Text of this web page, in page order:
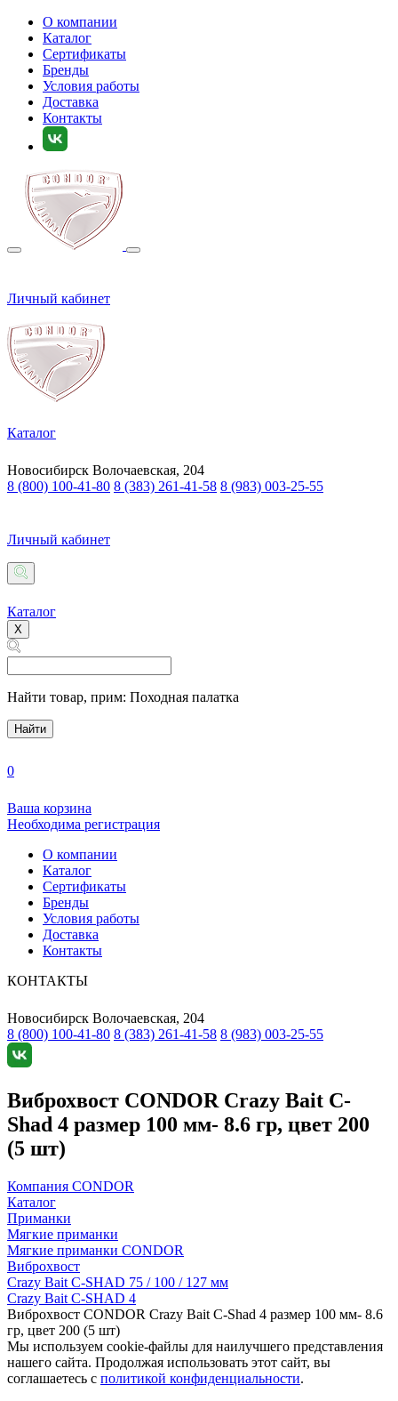
О компании
Каталог
Сертификаты
Бренды
Условия работы
Доставка
Контакты
Личный кабинет
Каталог
Новосибирск Волочаевская, 204
8 (800) 100-41-80 8 (383) 261-41-58 8 (983) 003-25-55
Личный кабинет
Каталог
X
Найти товар, прим: Походная палатка
Найти
0
Ваша корзина
Необходима регистрация
О компании
Каталог
Сертификаты
Бренды
Условия работы
Доставка
Контакты
КОНТАКТЫ
Новосибирск Волочаевская, 204
8 (800) 100-41-80 8 (383) 261-41-58 8 (983) 003-25-55
Виброхвост CONDOR Crazy Bait C-
Shad 4 размер 100 мм- 8.6 гр, цвет 200
(5 шт)
Компания CONDOR
Каталог
Приманки
Мягкие приманки
Мягкие приманки CONDOR
Виброхвост
Crazy Bait C-SHAD 75 / 100 / 127 мм
Crazy Bait C-SHAD 4
Виброхвост CONDOR Crazy Bait C-Shad 4 размер 100 мм- 8.6
гр, цвет 200 (5 шт)
Мы используем cookie-файлы для наилучшего представления
нашего сайта. Продолжая использовать этот сайт, вы
соглашаетесь c политикой конфиденциальности.